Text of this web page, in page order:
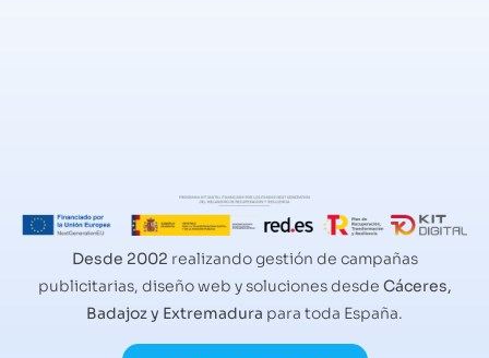
Desde 2002 realizando gestión de campañas
publicitarias, diseño web y soluciones desde Cáceres,
Badajoz y Extremadura para toda España.